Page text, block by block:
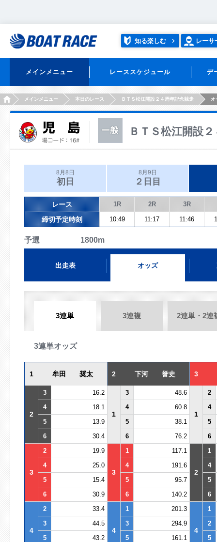
知る楽しむ レーサ
メインメニュー レーススケジュール デ
HOMEメインメニュー 本日のレース ＢＴＳ松江開設２４周年記念競走 オ
ＢＴＳ松江開設
8月8日
初日
8月9日
２日目
レース 1R 2R 3R
締切予定時刻 10:49 11:17 11:46
予選 1800m
出走表 オッズ
3連単 3連複 2連単・2連
3連単オッズ
1 牟田 奨太 2 下河 誉史 3
2
3 16.2
1
3 48.6
1
2
4
18.1 4 60.8
4
5
13.9 5 38.1
5
6
30.4 6 76.2 6
3
2 19.9
3
1 117.1
2
1
4
25.0 4 191.6
4
5
15.4 5 95.7
5
6
30.9 6 140.2 6
4
2 33.4
4
1 201.3
4
1
3
44.5 3 294.9
2
5
43.2 5 161.1
5